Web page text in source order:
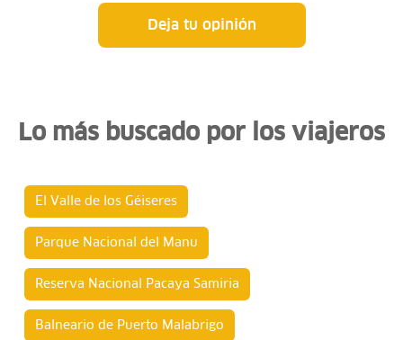
Deja tu opinión
Lo más buscado por los viajeros
El Valle de los Géiseres
Parque Nacional del Manu
Reserva Nacional Pacaya Samiria
Balneario de Puerto Malabrigo